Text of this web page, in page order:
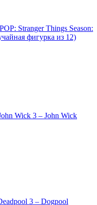
Stranger Things Season:
фигурка из 12)
Wick 3 – John Wick
3 – Dogpool